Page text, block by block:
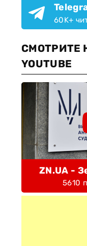
60K+
СМОТРИТЕ
YOUTUBE
ZN.UA -
5610